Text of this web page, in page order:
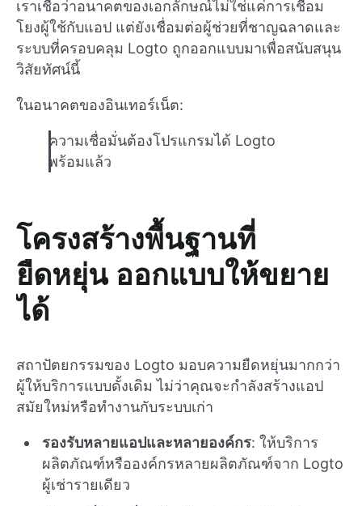
เราเชื่อว่าอนาคตของเอกลักษณ์ไม่ใช่แค่การเชื่อม
โยงผู้ใช้กับแอป แต่ยังเชื่อมต่อผู้ช่วยที่ชาญฉลาดและ
ระบบที่ครอบคลุม Logto ถูกออกแบบมาเพื่อสนับสนุน
วิสัยทัศน์นี้
ในอนาคตของอินเทอร์เน็ต:
ความเชื่อมั่นต้องโปรแกรมได้ Logto
พร้อมแล้ว
โครงสร้างพื้นฐานที่
ยืดหยุ่น ออกแบบให้ขยาย
ได้
สถาปัตยกรรมของ Logto มอบความยืดหยุ่นมากกว่า
ผู้ให้บริการแบบดั้งเดิม ไม่ว่าคุณจะกำลังสร้างแอป
สมัยใหม่หรือทำงานกับระบบเก่า
รองรับหลายแอปและหลายองค์กร: ให้บริการ
ผลิตภัณฑ์หรือองค์กรหลายผลิตภัณฑ์จาก Logto
ผู้เช่ารายเดียว